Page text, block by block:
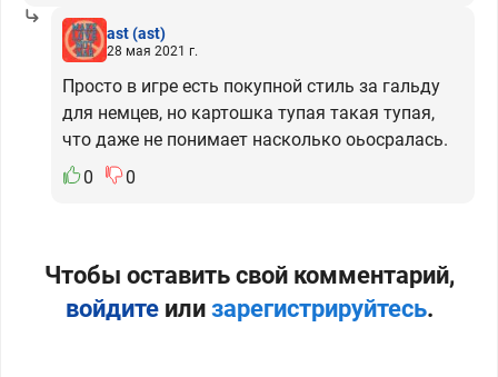
ast(ast)
28 мая 2021 г.
Просто в игре есть покупной стиль за гальду
для немцев, но картошка тупая такая тупая,
что даже не понимает насколько оьосралась.
0
0
Чтобы оставить свой комментарий,
войдитеили зарегистрируйтесь.